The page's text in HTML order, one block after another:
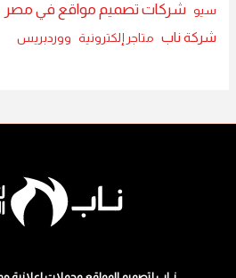
سيو شركات تصميم مواقع في مصر
شركة ناب متاجر إلكترونية ووردبريس